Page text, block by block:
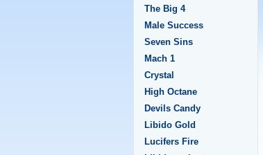
The Big 4
Male Success
Seven Sins
Mach 1
Crystal
High Octane
Devils Candy
Libido Gold
Lucifers Fire